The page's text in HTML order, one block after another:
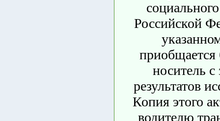
Российской
носитель
результатов
Копия этого
водителю